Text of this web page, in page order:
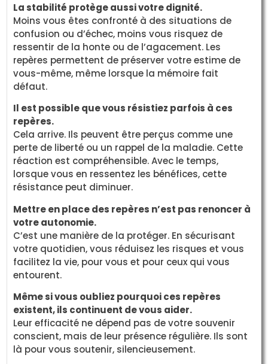
La stabilité protège aussi votre dignité.
Moins vous êtes confronté à des situations de
confusion ou d’échec, moins vous risquez de
ressentir de la honte ou de l’agacement. Les
repères permettent de préserver votre estime de
vous-même, même lorsque la mémoire fait
défaut.
Il est possible que vous résistiez parfois à ces
repères.
Cela arrive. Ils peuvent être perçus comme une
perte de liberté ou un rappel de la maladie. Cette
réaction est compréhensible. Avec le temps,
lorsque vous en ressentez les bénéfices, cette
résistance peut diminuer.
Mettre en place des repères n’est pas renoncer à
votre autonomie.
C’est une manière de la protéger. En sécurisant
votre quotidien, vous réduisez les risques et vous
facilitez la vie, pour vous et pour ceux qui vous
entourent.
Même si vous oubliez pourquoi ces repères
existent, ils continuent de vous aider.
Leur efficacité ne dépend pas de votre souvenir
conscient, mais de leur présence régulière. Ils sont
là pour vous soutenir, silencieusement.